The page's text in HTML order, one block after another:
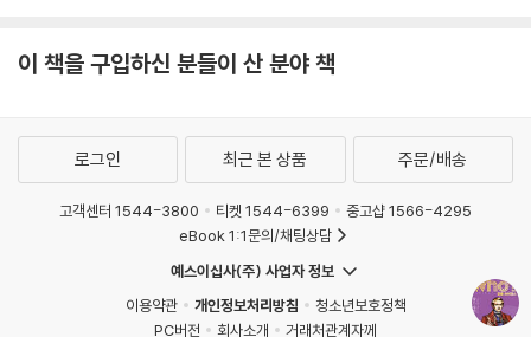
이 책을 구입하신 분들이 산 분야 책
로그인 최근 본 상품 주문/배송
고객센터 1544-3800 티켓 1544-6399
중고샵 1566-4295
eBook 1:1문의/채팅상담
예스이십사(주) 사업자 정보
이용약관
개인정보처리방침
청소년보호정책
PC버전
회사소개 거래처관계자께